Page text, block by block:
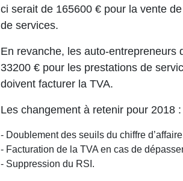
ci serait de 165600 € pour la vente
de services.
En revanche, les auto-entrepreneurs
33200 € pour les prestations de
doivent facturer la TVA.
Les changement à retenir pour 2018 :
- Doublement des seuils du chiffre
- Facturation de la TVA en cas de
- Suppression du RSI.